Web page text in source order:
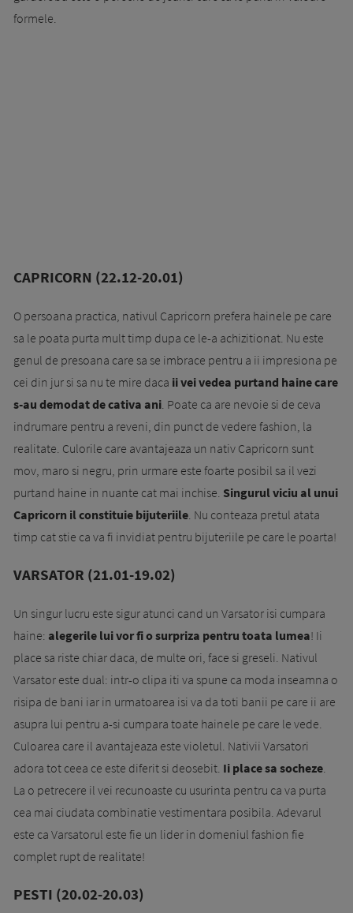
formele.
CAPRICORN (22.12-20.01)
O persoana practica, nativul Capricorn prefera hainele pe care
sa le poata purta mult timp dupa ce le-a achizitionat. Nu este
genul de presoana care sa se imbrace pentru a ii impresiona pe
cei din jur si sa nu te mire daca ii vei vedea purtand haine care
s-au demodat de cativa ani. Poate ca are nevoie si de ceva
indrumare pentru a reveni, din punct de vedere fashion, la
realitate. Culorile care avantajeaza un nativ Capricorn sunt
mov, maro si negru, prin urmare este foarte posibil sa il vezi
purtand haine in nuante cat mai inchise. Singurul viciu al unui
Capricorn il constituie bijuteriile. Nu conteaza pretul atata
timp cat stie ca va fi invidiat pentru bijuteriile pe care le poarta!
VARSATOR (21.01-19.02)
Un singur lucru este sigur atunci cand un Varsator isi cumpara
haine: alegerile lui vor fi o surpriza pentru toata lumea! Ii
place sa riste chiar daca, de multe ori, face si greseli. Nativul
Varsator este dual: intr-o clipa iti va spune ca moda inseamna o
risipa de bani iar in urmatoarea isi va da toti banii pe care ii are
asupra lui pentru a-si cumpara toate hainele pe care le vede.
Culoarea care il avantajeaza este violetul. Nativii Varsatori
adora tot ceea ce este diferit si deosebit. Ii place sa socheze.
La o petrecere il vei recunoaste cu usurinta pentru ca va purta
cea mai ciudata combinatie vestimentara posibila. Adevarul
este ca Varsatorul este fie un lider in domeniul fashion fie
complet rupt de realitate!
PESTI (20.02-20.03)